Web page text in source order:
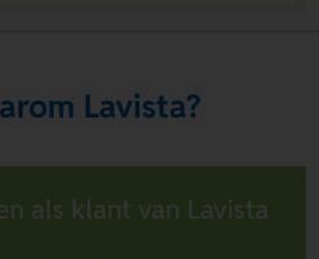
Lavista?
als klant van Lavista